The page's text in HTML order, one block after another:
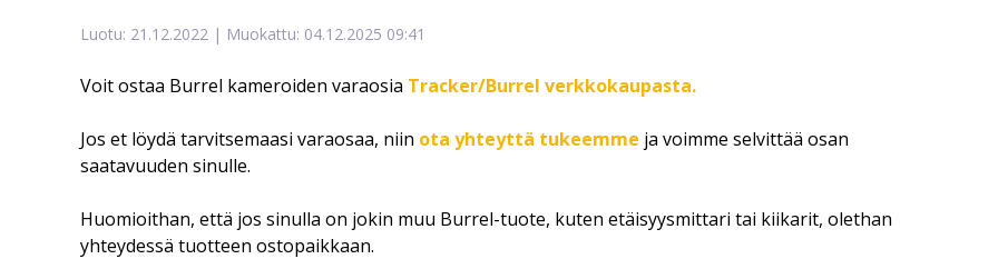
Luotu: 21.12.2022 | Muokattu: 04.12.2025 09:41
Voit ostaa Burrel kameroiden varaosia Tracker/Burrel verkkokaupasta.
Jos et löydä tarvitsemaasi varaosaa, niin ota yhteyttä tukeemme ja voimme selvittää osan
saatavuuden sinulle.
Huomioithan, että jos sinulla on jokin muu Burrel-tuote, kuten etäisyysmittari tai kiikarit, olethan
yhteydessä tuotteen ostopaikkaan.